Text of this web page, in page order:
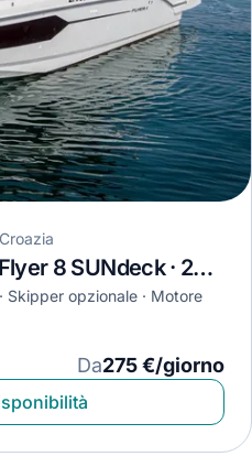
Motoscafo Beneteau Flyer 8 SUNdeck · 2023
Skipper opzionale
Motore
Da275 €/giorno